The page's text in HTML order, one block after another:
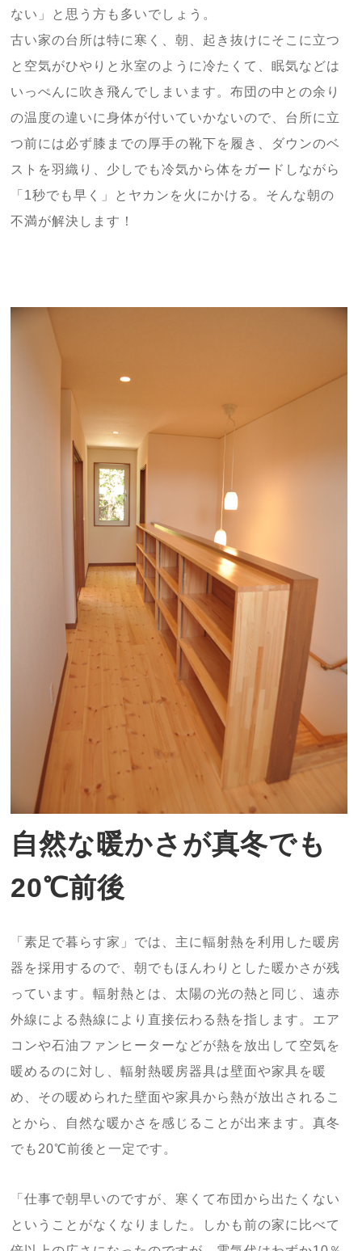
ない」と思う方も多いでしょう。
古い家の台所は特に寒く、朝、起き抜けにそこに立つ
と空気がひやりと氷室のように冷たくて、眠気などは
いっぺんに吹き飛んでしまいます。布団の中との余り
の温度の違いに身体が付いていかないので、台所に立
つ前には必ず膝までの厚手の靴下を履き、ダウンのベ
ストを羽織り、少しでも冷気から体をガードしながら
「1秒でも早く」とヤカンを火にかける。そんな朝の
不満が解決します！
自然な暖かさが真冬でも
20℃前後
「素足で暮らす家」では、主に輻射熱を利用した暖房
器を採用するので、朝でもほんわりとした暖かさが残
っています。輻射熱とは、太陽の光の熱と同じ、遠赤
外線による熱線により直接伝わる熱を指します。エア
コンや石油ファンヒーターなどが熱を放出して空気を
暖めるのに対し、輻射熱暖房器具は壁面や家具を暖
め、その暖められた壁面や家具から熱が放出されるこ
とから、自然な暖かさを感じることが出来ます。真冬
でも20℃前後と一定です。
「仕事で朝早いのですが、寒くて布団から出たくない
ということがなくなりました。しかも前の家に比べて